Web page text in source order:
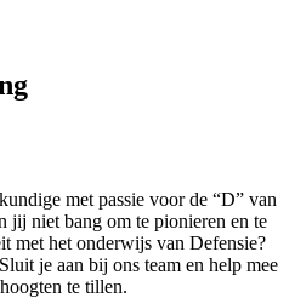
met passie voor de “D” van
niet bang om te pionieren en te
met het onderwijs van Defensie?
je aan bij ons team en help mee
te tillen.